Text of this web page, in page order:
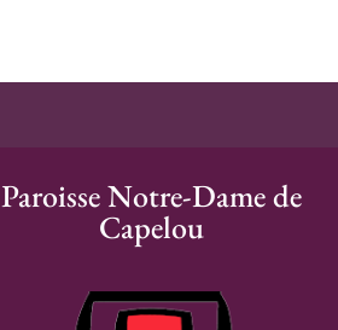
Paroisse Notre-Dame de
Capelou